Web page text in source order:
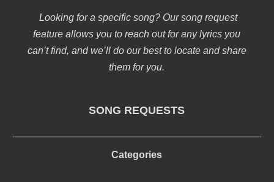
Looking for a specific song? Our song request
feature allows you to reach out for any lyrics you
can’t find, and we’ll do our best to locate and share
them for you.
SONG REQUESTS
Categories